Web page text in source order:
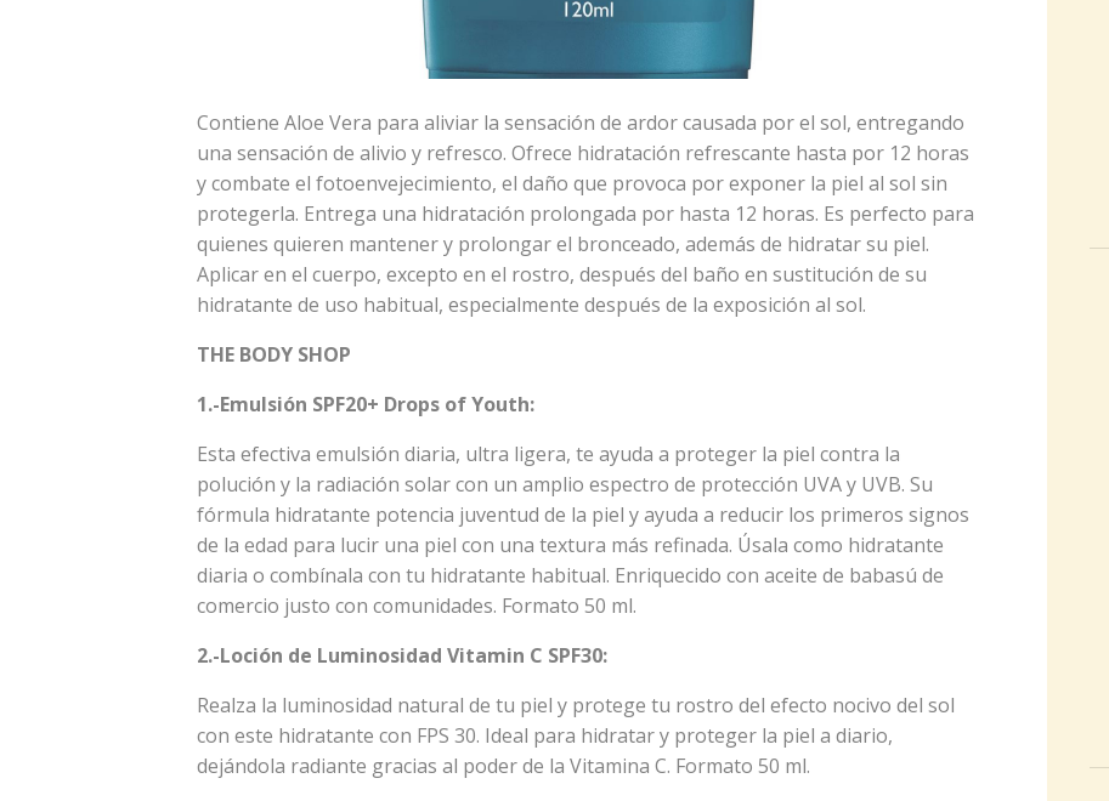
Contiene Aloe Vera para aliviar la sensación de ardor causada por el sol, entregando
una sensación de alivio y refresco. Ofrece hidratación refrescante hasta por 12 horas
y combate el fotoenvejecimiento, el daño que provoca por exponer la piel al sol sin
protegerla. Entrega una hidratación prolongada por hasta 12 horas. Es perfecto para
quienes quieren mantener y prolongar el bronceado, además de hidratar su piel.
Aplicar en el cuerpo, excepto en el rostro, después del baño en sustitución de su
hidratante de uso habitual, especialmente después de la exposición al sol.
THE BODY SHOP
1.-Emulsión SPF20+ Drops of Youth:
Esta efectiva emulsión diaria, ultra ligera, te ayuda a proteger la piel contra la
polución y la radiación solar con un amplio espectro de protección UVA y UVB. Su
fórmula hidratante potencia juventud de la piel y ayuda a reducir los primeros signos
de la edad para lucir una piel con una textura más refinada. Úsala como hidratante
diaria o combínala con tu hidratante habitual. Enriquecido con aceite de babasú de
comercio justo con comunidades. Formato 50 ml.
2.-Loción de Luminosidad Vitamin C SPF30:
Realza la luminosidad natural de tu piel y protege tu rostro del efecto nocivo del sol
con este hidratante con FPS 30. Ideal para hidratar y proteger la piel a diario,
dejándola radiante gracias al poder de la Vitamina C. Formato 50 ml.